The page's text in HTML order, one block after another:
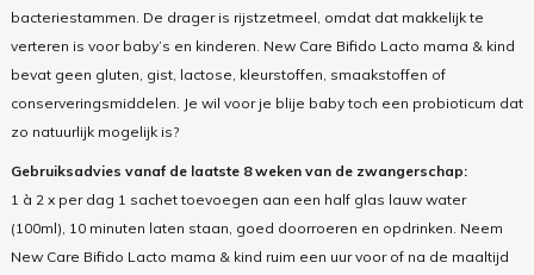
bacteriestammen. De drager is rijstzetmeel, omdat dat makkelijk te
verteren is voor baby’s en kinderen. New Care Bifido Lacto mama & kind
bevat geen gluten, gist, lactose, kleurstoffen, smaakstoffen of
conserveringsmiddelen. Je wil voor je blije baby toch een probioticum dat
zo natuurlijk mogelijk is?
Gebruiksadvies vanaf de laatste 8 weken van de zwangerschap:
1 à 2 x per dag 1 sachet toevoegen aan een half glas lauw water
(100ml), 10 minuten laten staan, goed doorroeren en opdrinken. Neem
New Care Bifido Lacto mama & kind ruim een uur voor of na de maaltijd